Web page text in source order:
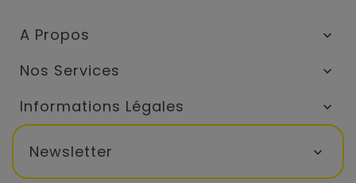
A Propos 
Nos Services 
Informations Légales 
Newsletter 